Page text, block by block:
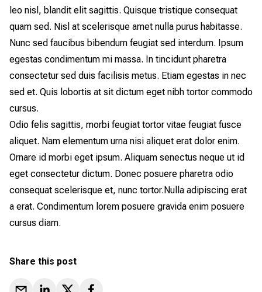
leo nisl, blandit elit sagittis. Quisque tristique consequat
quam sed. Nisl at scelerisque amet nulla purus habitasse.
Nunc sed faucibus bibendum feugiat sed interdum. Ipsum
egestas condimentum mi massa. In tincidunt pharetra
consectetur sed duis facilisis metus. Etiam egestas in nec
sed et. Quis lobortis at sit dictum eget nibh tortor commodo
cursus.
Odio felis sagittis, morbi feugiat tortor vitae feugiat fusce
aliquet. Nam elementum urna nisi aliquet erat dolor enim.
Ornare id morbi eget ipsum. Aliquam senectus neque ut id
eget consectetur dictum. Donec posuere pharetra odio
consequat scelerisque et, nunc tortor.Nulla adipiscing erat
a erat. Condimentum lorem posuere gravida enim posuere
cursus diam.
Share this post